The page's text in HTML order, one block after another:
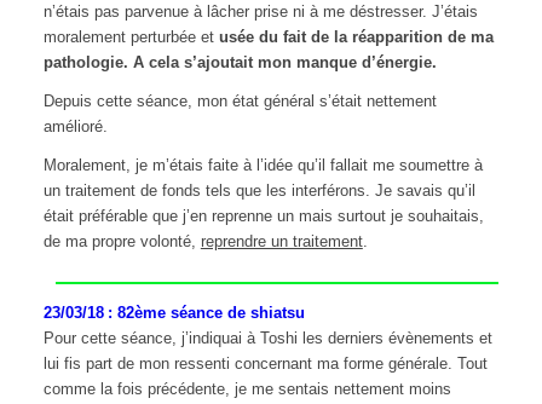
n’étais pas parvenue à lâcher prise ni à me déstresser. J’étais
moralement perturbée et usée du fait de la réapparition de ma
pathologie. A cela s’ajoutait mon manque d’énergie.
Depuis cette séance, mon état général s’était nettement
amélioré.
Moralement, je m’étais faite à l’idée qu’il fallait me soumettre à
un traitement de fonds tels que les interférons. Je savais qu’il
était préférable que j’en reprenne un mais surtout je souhaitais,
de ma propre volonté, reprendre un traitement.
23/03/18 : 82ème séance de shiatsu
Pour cette séance, j’indiquai à Toshi les derniers évènements et
lui fis part de mon ressenti concernant ma forme générale. Tout
comme la fois précédente, je me sentais nettement moins